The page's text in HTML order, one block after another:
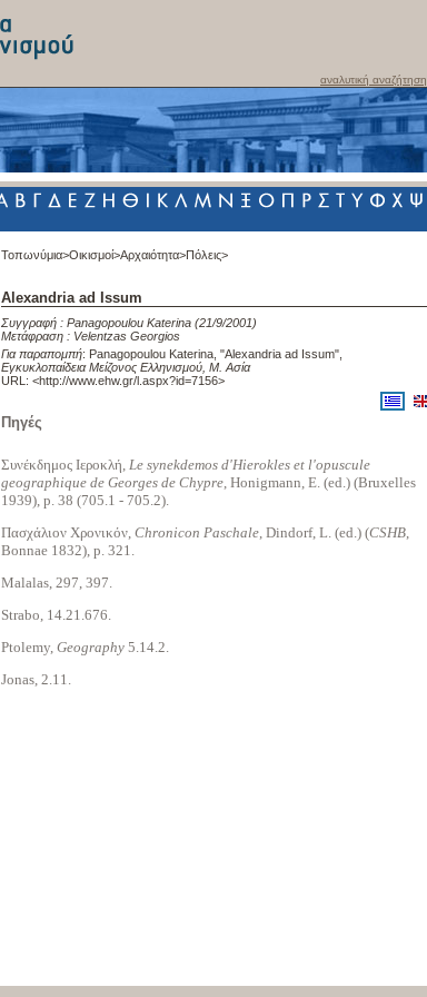
αναλυτική αναζήτηση
Τοπωνύμια>Οικισμοί>Αρχαιότητα>Πόλεις>
Alexandria ad Issum
Συγγραφή : Panagopoulou Katerina (21/9/2001)
Μετάφραση : Velentzas Georgios
Για παραπομπή: Panagopoulou Katerina, "Alexandria ad Issum"
Εγκυκλοπαίδεια Μείζονος Ελληνισμού, Μ. Ασία
URL: <http://www.ehw.gr/l.aspx?id=7156>
Πηγές
Συνέκδημος Ιεροκλή, Le synekdemos dʹHierokles et lʹopuscule
geographique de Georges de Chypre, Honigmann, E. (ed.) (Bruxelles
1939), p. 38 (705.1 ‑ 705.2).
Πασχάλιον Χρονικόν, Chronicon Paschale, Dindorf, L. (ed.) (CSHB,
Bonnae 1832), p. 321.
Malalas, 297, 397.
Strabo, 14.21.676.
Ptolemy, Geography 5.14.2.
Jonas, 2.11.